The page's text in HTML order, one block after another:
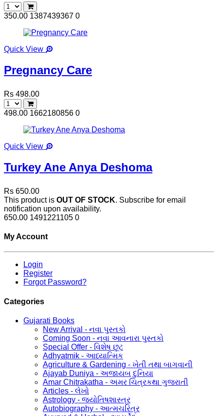
350.00 1387439367 0
Quick View
Pregnancy Care
Rs 498.00
498.00 1662180856 0
Quick View
Turkey Ane Anya Deshoma
Rs 650.00
This product is OUT OF STOCK. Subscribe for email
notification upon availability.
650.00 1491221105 0
My Account
Login
Register
Forgot Password?
Categories
Gujarati Books
New Arrival - નવા પુસ્તકો
Coming Soon - નવા આવનારા પુસ્તકો
Special Offer - વિશેષ છૂટ
Adhyatmik - આધ્યાત્મિક
Agriculture & Gardening - ખેતી તથા બાગવાની
Ajayab Duniya - અજાયબ દુનિયા
Amar Chitrakatha - અમર ચિત્રકથા ગુજરાતી
Articles - લેખો
Astrology - જ્યોતિષશાસ્ત્ર
Autobiography - આત્મચરિત્ર